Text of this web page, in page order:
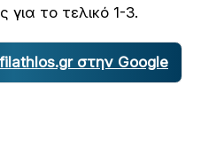
για το τελικό 1-3.
στην Google